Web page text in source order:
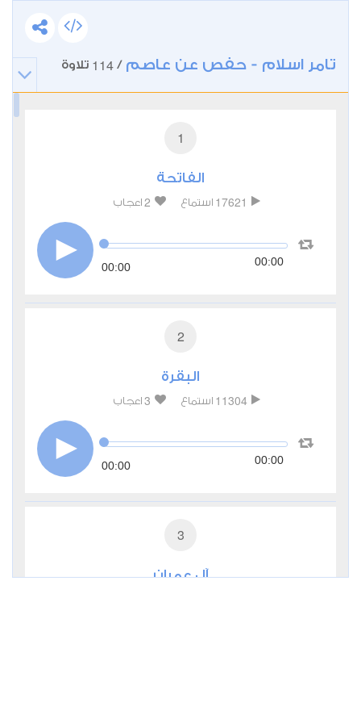
تامر اسلام - حفص عن عاصم /
114 تلاوة
1
الفاتحة
17621 استماع 2 اعجاب
00:00 00:00
2
البقرة
11304 استماع 3 اعجاب
00:00 00:00
3
آل عمران